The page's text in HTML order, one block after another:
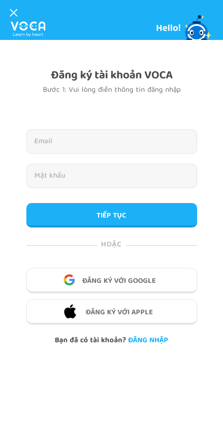
Đăng ký tài khoản VOCA
Bước 1: Vui lòng điền thông tin đăng nhập
TIẾP TỤC
HOẶC
ĐĂNG KÝ VỚI GOOGLE
ĐĂNG KÝ VỚI APPLE
Bạn đã có tài khoản?ĐĂNG NHẬP